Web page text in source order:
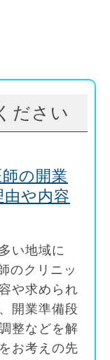
ださい
の開業
や内容
い地域に
のクリニッ
や求められ
開業準備段
整などを解
お考えの先